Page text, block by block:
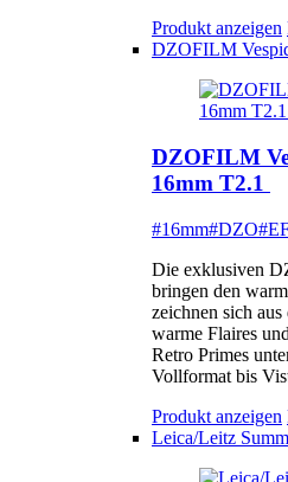
Produkt anzeigen
DZOFILM
DZOFILM
16mm T2.1
#16mm#DZO
Die exklusiven
bringen den
zeichnen sich
warme Flaires
Retro Primes
Vollformat bis
Produkt anzeigen
Leica/Leitz